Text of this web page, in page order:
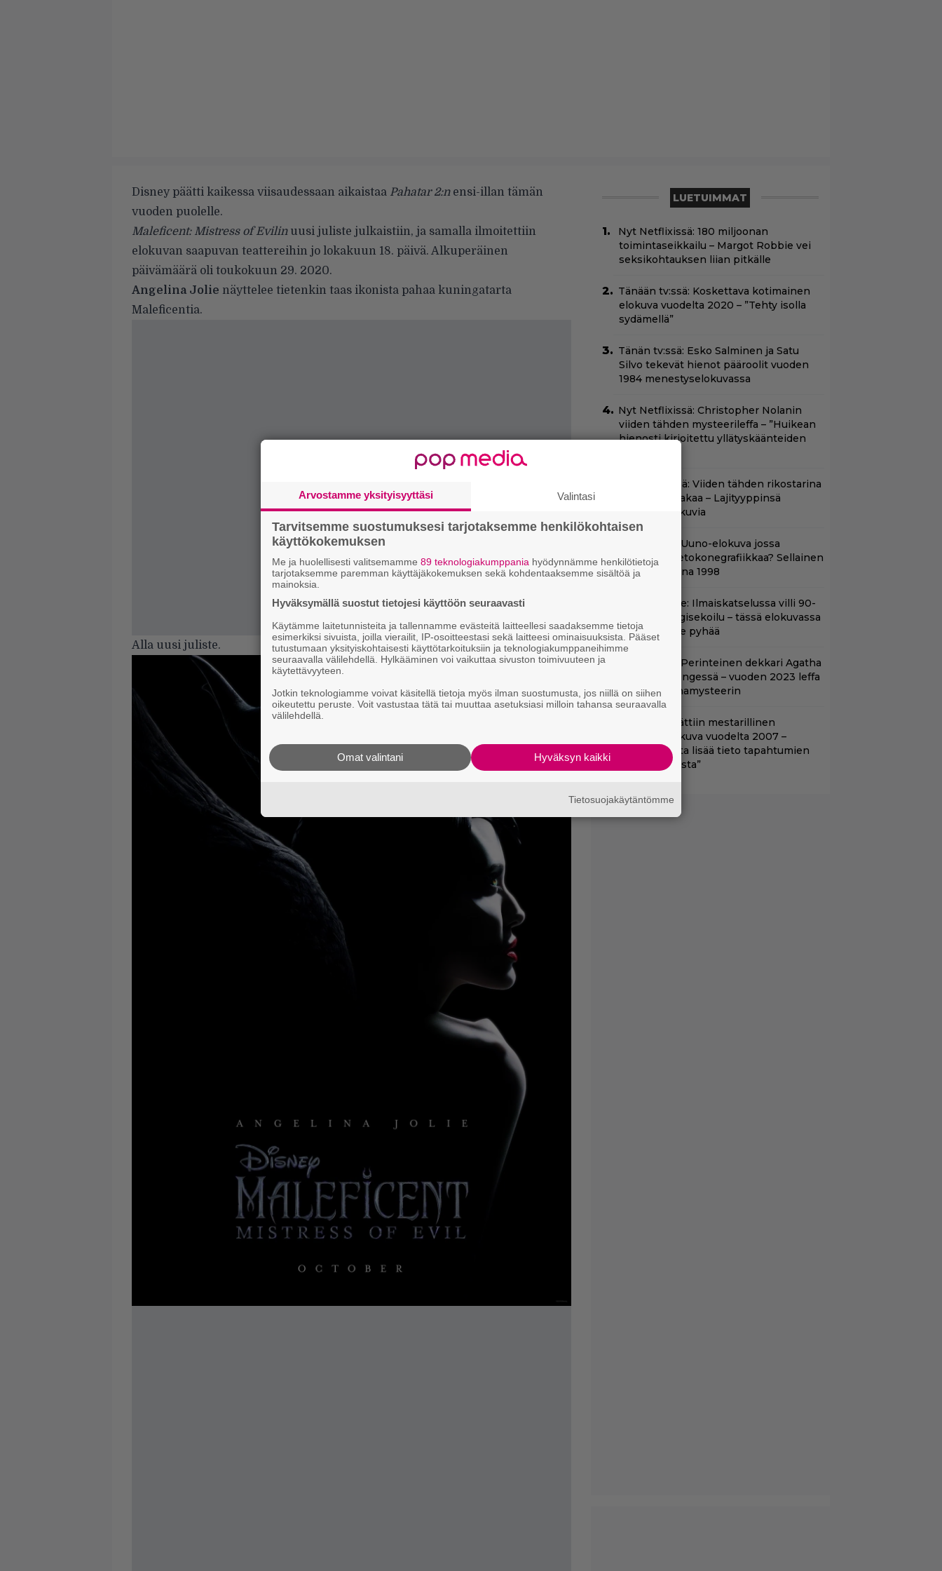
Disney päätti kaikessa viisaudessaan aikaistaa Pahatar 2:nensi-illan tämän
vuoden puolelle.
Maleficent: Mistress of Evilinuusi juliste julkaistiin, ja samalla ilmoitettiin
elokuvan saapuvan teattereihin jo lokakuun 18. päivä. Alkuperäinen
päivämäärä oli toukokuun 29. 2020.
Angelina Jolie näyttelee tietenkin taas ikonista pahaa kuningatarta
Maleficentia.
Alla uusi juliste.
LUETUIMMAT
Nyt Netflixissä: 180 miljoonan
toimintaseikkailu – Margot Robbie vei
seksikohtauksen liian pitkälle
Tänään tv:ssä: Koskettava kotimainen
elokuva vuodelta 2020 – ”Tehty isolla
sydämellä”
Tänän tv:ssä: Esko Salminen ja Satu
Silvo tekevät hienot pääroolit vuoden
1984 menestyselokuvassa
Nyt Netflixissä: Christopher Nolanin
viiden tähden mysteerileffa – ”Huikean
hienosti kirjoitettu yllätyskäänteiden
Tänään tv:ssä: Viiden tähden rikostarina
30 vuoden takaa – Lajityyppinsä
parhaita elokuvia
Illalla tv:ssä: Uuno-elokuva jossa
käytettiin tietokonegrafiikkaa? Sellainen
tehtiin vuonna 1998
Vain aikuisille: Ilmaiskatselussa villi 90-
luvun kyborgisekoilu – tässä elokuvassa
mikään ei ole pyhää
Illalla tv:ssä: Perinteinen dekkari Agatha
Christien hengessä – vuoden 2023 leffa
tarjoaa murhamysteerin
Netflixiin lisättiin mestarillinen
mysteerielokuva vuodelta 2007 –
”Kiehtovuutta lisää tieto tapahtumien
todellisuudesta”
Arvostamme yksityisyyttäsi Valintasi
Tarvitsemme suostumuksesi tarjotaksemme henkilökohtaisen
käyttökokemuksen
Me ja huolellisesti valitsemamme 89 teknologiakumppania hyödynnämme henkilötietoja
tarjotaksemme paremman käyttäjäkokemuksen sekä kohdentaaksemme sisältöä ja
mainoksia.
Hyväksymällä suostut tietojesi käyttöön seuraavasti
Käytämme laitetunnisteita ja tallennamme evästeitä laitteellesi saadaksemme tietoja
esimerkiksi sivuista, joilla vierailit, IP-osoitteestasi sekä laitteesi ominaisuuksista. Pääset
tutustumaan yksityiskohtaisesti käyttötarkoituksiin ja teknologiakumppaneihimme
seuraavalla välilehdellä. Hylkääminen voi vaikuttaa sivuston toimivuuteen ja
käytettävyyteen.
Jotkin teknologiamme voivat käsitellä tietoja myös ilman suostumusta, jos niillä on siihen
oikeutettu peruste. Voit vastustaa tätä tai muuttaa asetuksiasi milloin tahansa seuraavalla
välilehdellä.
Hyväksyn kaikki
Omat valintani
Tietosuojakäytäntömme